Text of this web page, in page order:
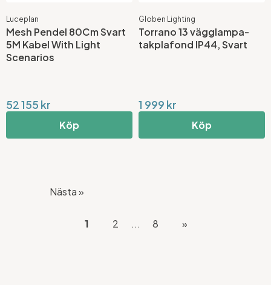
Luceplan
Mesh Pendel 80Cm Svart
5M Kabel With Light
Scenarios
52 155 kr
Köp
Globen Lighting
Torrano 13 vägglampa-
takplafond IP44, Svart
1 999 kr
Köp
Nästa »
1 2 ... 8 »